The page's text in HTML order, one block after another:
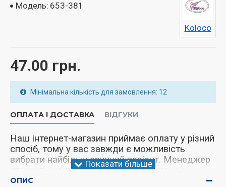
47.00 грн.
Модель: 653-381
Koloco
Мінімальна кількість для замовлення: 12
ОПЛАТА І ДОСТАВКА ВІДГУКИ
Наш інтернет-магазин приймає оплату у різний
спосіб, тому у вас завжди є можливість
вибрати найбільш зручний варіант. Менеджер
уточнить це питання під час дзвінка, що
підтверджує.
ОПИС